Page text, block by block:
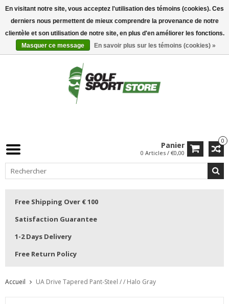
0
Panier
0 Articles / €0,00
Free Shipping Over € 100
Satisfaction Guarantee
1-2 Days Delivery
Free Return Policy
Accueil UA Drive Tapered Pant-Steel / / Halo Gray
En visitant notre site, vous acceptez l'utilisation des témoins (cookies). Ces
derniers nous permettent de mieux comprendre la provenance de notre
clientèle et son utilisation de notre site, en plus d'en améliorer les fonctions.
Masquer ce message
En savoir plus sur les témoins (cookies) »